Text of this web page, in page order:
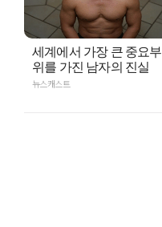
세계에서 가장 큰 중요부
위를 가진 남자의 진실
뉴스캐스트